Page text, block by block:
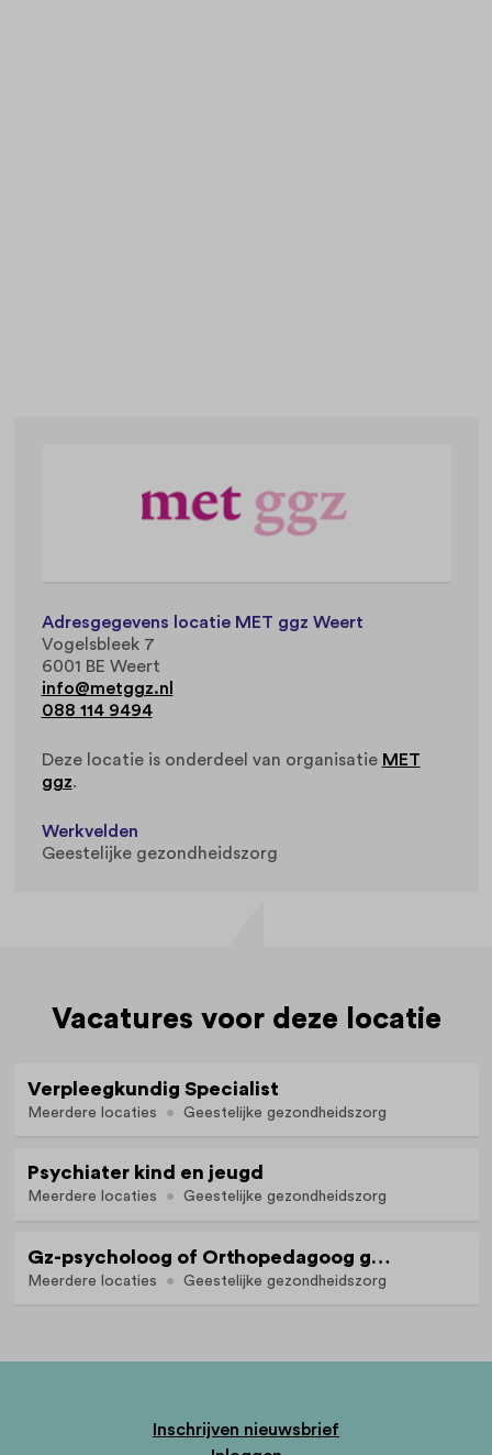
Adresgegevens locatie MET ggz Weert
Vogelsbleek 7
6001 BE Weert
info@metggz.nl
088 114 9494
Deze locatie is onderdeel van organisatie MET
ggz.
Werkvelden
Geestelijke gezondheidszorg
Vacatures voor deze locatie
Verpleegkundig Specialist
Meerdere locaties Geestelijke gezondheidszorg
Psychiater kind en jeugd
Meerdere locaties Geestelijke gezondheidszorg
Gz-psycholoog of Orthopedagoog generalist kind en jeugd
Meerdere locaties Geestelijke gezondheidszorg
Inschrijven nieuwsbrief